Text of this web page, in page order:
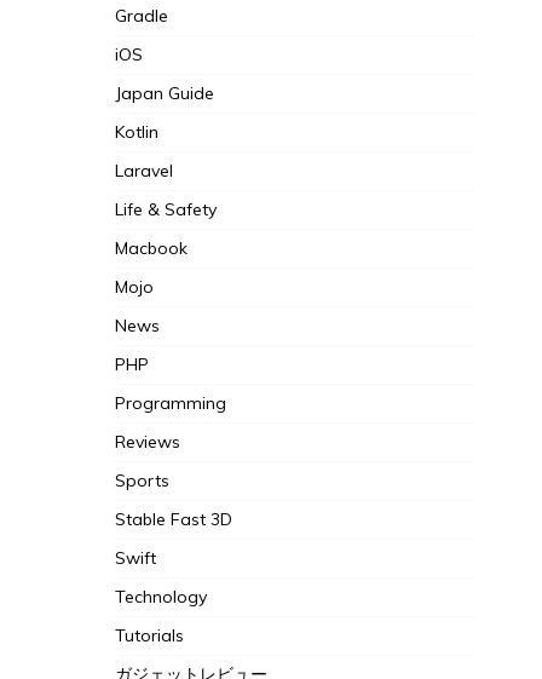
Gradle
iOS
Japan Guide
Kotlin
Laravel
Life & Safety
Macbook
Mojo
News
PHP
Programming
Reviews
Sports
Stable Fast 3D
Swift
Technology
Tutorials
ガジェットレビュー